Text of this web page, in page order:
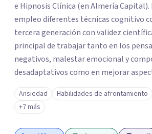
e Hipnosis Clínica (en Almería Capital). En mis terapias
empleo diferentes técnicas cognitivo
tercera generación con validez
principal de trabajar tanto en los
negativos, malestar emocional y
desadaptativos como en mejorar
habilidades y desarrollo personal. ¡Tus
míos y juntos los alcanzaremos!. Mi objetivo principal es
que consigas el bienestar y equilibrio
consciente de que cada persona es
Ansiedad Habilidades de afrontamiento
+7 más